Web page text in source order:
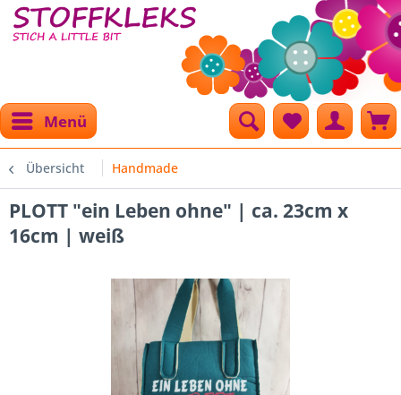
Menü
Übersicht Handmade
PLOTT "ein Leben ohne" | ca. 23cm x
16cm | weiß